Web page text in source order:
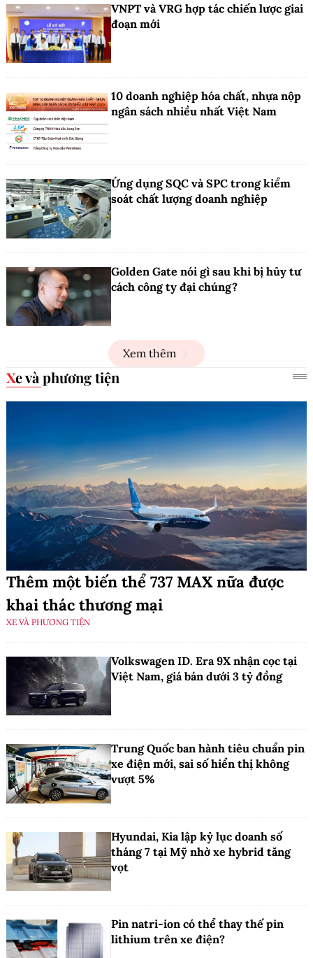
VNPT và VRG hợp tác chiến lược giai
đoạn mới
10 doanh nghiệp hóa chất, nhựa nộp
ngân sách nhiều nhất Việt Nam
Ứng dụng SQC và SPC trong kiểm
soát chất lượng doanh nghiệp
Golden Gate nói gì sau khi bị hủy tư
cách công ty đại chúng?
Xem thêm
Xe và phương tiện
Thêm một biến thể 737 MAX nữa được
khai thác thương mại
XE VÀ PHƯƠNG TIỆN
Volkswagen ID. Era 9X nhận cọc tại
Việt Nam, giá bán dưới 3 tỷ đồng
Trung Quốc ban hành tiêu chuẩn pin
xe điện mới, sai số hiển thị không
vượt 5%
Hyundai, Kia lập kỷ lục doanh số
tháng 7 tại Mỹ nhờ xe hybrid tăng
vọt
Pin natri-ion có thể thay thế pin
lithium trên xe điện?